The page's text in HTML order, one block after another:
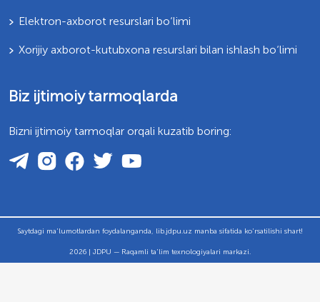
Elektron-axborot resurslari bo‘limi
Xorijiy axborot-kutubxona resurslari bilan ishlash bo‘limi
Biz ijtimoiy tarmoqlarda
Bizni ijtimoiy tarmoqlar orqali kuzatib boring:
Saytdagi ma'lumotlardan foydalanganda, lib.jdpu.uz manba sifatida ko'rsatilishi shart!
2026 | JDPU — Raqamli ta'lim texnologiyalari markazi.